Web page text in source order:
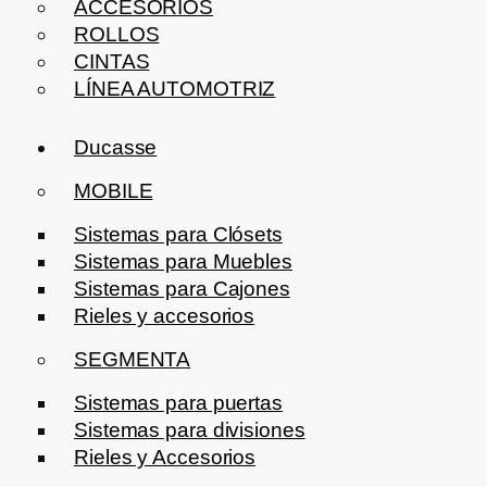
ACCESORIOS
ROLLOS
CINTAS
LÍNEA AUTOMOTRIZ
Ducasse
MOBILE
Sistemas para Clósets
Sistemas para Muebles
Sistemas para Cajones
Rieles y accesorios
SEGMENTA
Sistemas para puertas
Sistemas para divisiones
Rieles y Accesorios